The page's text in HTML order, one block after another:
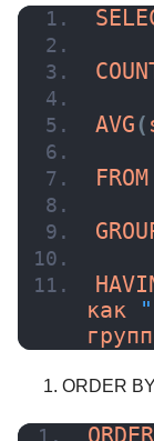
AVG (
как
групп
ORDER
34 отзыва
Подробнее